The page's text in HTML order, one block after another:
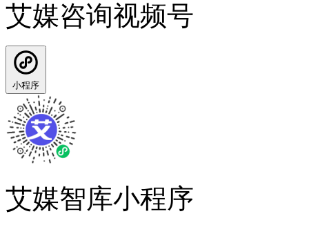
艾媒咨询视频号
小程序
艾媒智库小程序